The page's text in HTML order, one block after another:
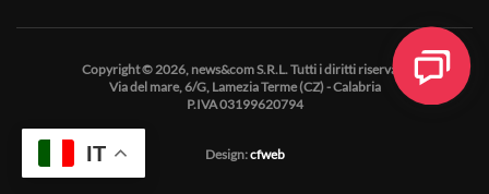
Copyright © 2026, news&com S.R.L. Tutti i diritti riservati.
Via del mare, 6/G, Lamezia Terme (CZ) - Calabria
P.IVA 03199620794
Design:cfweb
IT